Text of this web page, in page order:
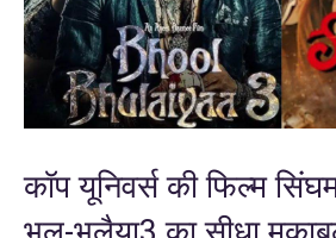
कॉप यूनिवर्स की फिल्म